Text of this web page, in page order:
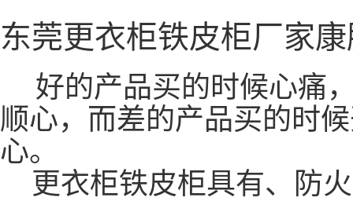
东莞更衣柜铁皮柜厂家
好的产品买的时候心痛
顺心，而差的产品买的时
心。
更衣柜铁皮柜具有、防